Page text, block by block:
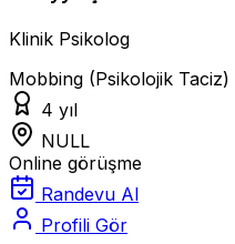
Klinik Psikolog
Mobbing (Psikolojik Taciz)
4 yıl
NULL
Online görüşme
Randevu Al
Profili Gör